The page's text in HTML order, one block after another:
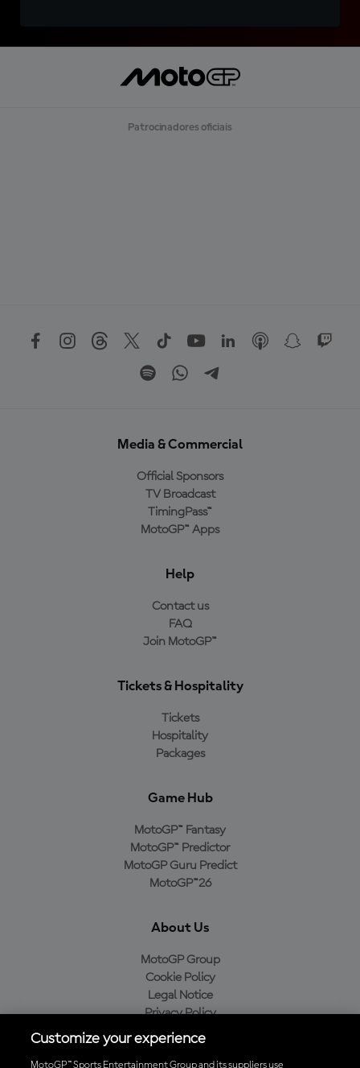
Patrocinadores oficiais
Media & Commercial
Official Sponsors
TV Broadcast
TimingPass™
MotoGP™ Apps
Help
Contact us
FAQ
Join MotoGP™
Tickets & Hospitality
Tickets
Hospitality
Packages
Game Hub
MotoGP™ Fantasy
MotoGP™ Predictor
MotoGP Guru Predict
MotoGP™26
About Us
MotoGP Group
Cookie Policy
Legal Notice
Privacy Policy
Purchase Policy
Customize your experience
MotoGP™ Sports Entertainment Group and its suppliers use